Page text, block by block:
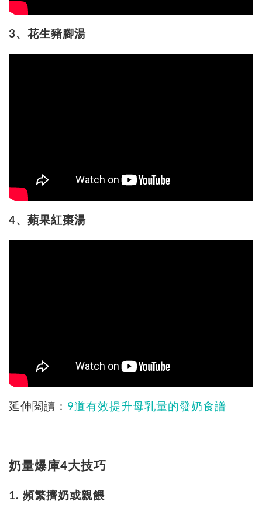
3、花生豬腳湯
4、蘋果紅棗湯
延伸閱讀： 9道有效提升母乳量的發奶食譜
奶量爆庫4大技巧
1. 頻繁擠奶或親餵